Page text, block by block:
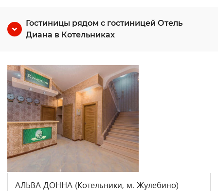
Гостиницы рядом с гостиницей Отель
Диана в Котельниках
АЛЬВА ДОННА (Котельники, м. Жулебино)